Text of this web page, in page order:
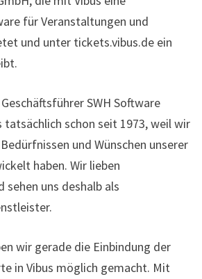
für Veranstaltungen und
und unter tickets.vibus.de ein
SWH Software
tatsächlich schon seit 1973, weil wir
und Wünschen unserer
haben. Wir lieben
sehen uns deshalb als
wir gerade die Einbindung der
in Vibus möglich gemacht. Mit